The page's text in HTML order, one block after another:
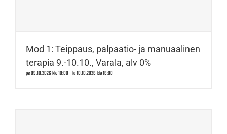
Mod 1: Teippaus, palpaatio- ja manuaalinen
terapia 9.-10.10., Varala, alv 0%
pe 09.10.2026 klo 10:00-la 10.10.2026 klo 16:00